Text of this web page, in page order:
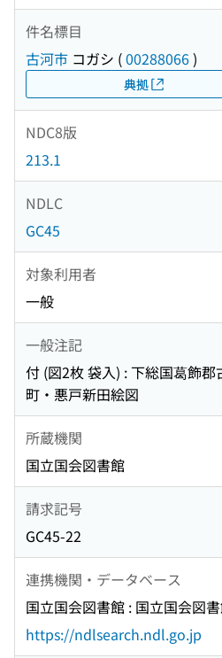
件名標目
古河市 コガシ (00288066)
典拠
NDC8版
213.1
NDLC
GC45
対象利用者
一般
一般注記
付 (図2枚 袋入) : 下総国葛飾
町・悪戸新田絵図
所蔵機関
国立国会図書館
請求記号
GC45-22
連携機関・データベース
国立国会図書館 : 国立国会図
https://ndlsearch.ndl.go.jp